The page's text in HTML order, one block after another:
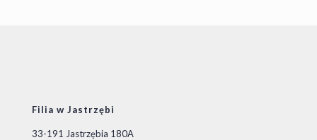
Filia w Jastrzębi
33-191 Jastrzębia 180A